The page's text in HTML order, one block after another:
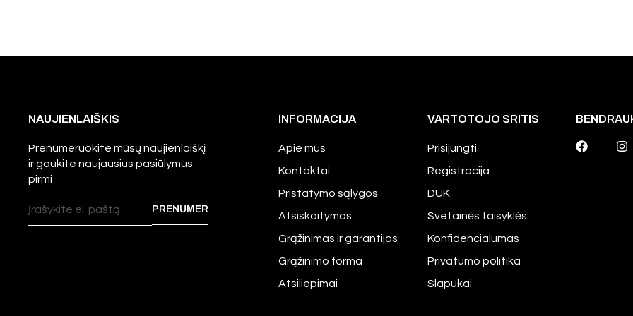
NAUJIENLAIŠKIS
Prenumeruokite mūsų naujienlaiškį
ir gaukite naujausius pasiūlymus
pirmi
INFORMACIJA
Apie mus
Kontaktai
Pristatymo sąlygos
Atsiskaitymas
Grąžinimas ir garantijos
Grąžinimo forma
Atsiliepimai
VARTOTOJO SRITIS
Prisijungti
Registracija
DUK
Svetainės taisyklės
Konfidencialumas
Privatumo politika
Slapukai